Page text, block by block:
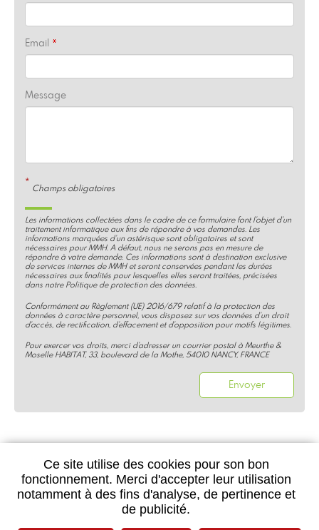
Ce site utilise des cookies pour son bon
fonctionnement. Merci d'accepter leur utilisation
notamment à des fins d'analyse, de pertinence et
de publicité.
Email
Message
* Champs obligatoires
Les informations collectées dans le cadre de ce formulaire font l'objet d'un
traitement informatique aux fins de répondre à vos demandes. Les
informations marquées d'un astérisque sont obligatoires et sont
nécessaires pour MMH. A défaut, nous ne serons pas en mesure de
répondre à votre demande. Ces informations sont à destination exclusive
de services internes de MMH et seront conservées pendant les durées
nécessaires aux finalités pour lesquelles elles seront traitées, précisées
dans notre Politique de protection des données.
Conformément au Règlement (UE) 2016/679 relatif à la protection des
données à caractère personnel, vous disposez sur vos données d'un droit
d'accès, de rectification, d'effacement et d'opposition pour motifs légitimes.
Pour exercer vos droits, merci d'adresser un courrier postal à Meurthe &
Moselle HABITAT, 33, boulevard de la Mothe, 54010 NANCY, FRANCE
POUR CONTACTER VOTRE AGENCE